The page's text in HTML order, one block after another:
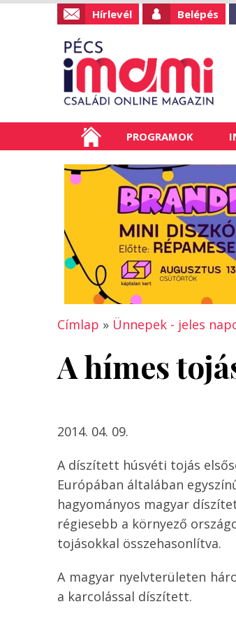
Hírlevél Belépés
PROGRAMOK
Címlap » Ünnepek - jeles
A hímes
2014. 04. 09.
A díszített húsvéti tojás
Európában általában
hagyományos magyar
régiesebb a környező
tojásokkal összehasonlítva.
A magyar nyelvterületen
a karcolással díszített.